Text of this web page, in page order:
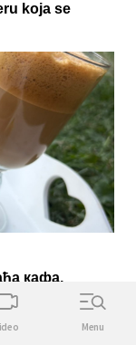
koja se
кафа,
ви бирате?
Menu